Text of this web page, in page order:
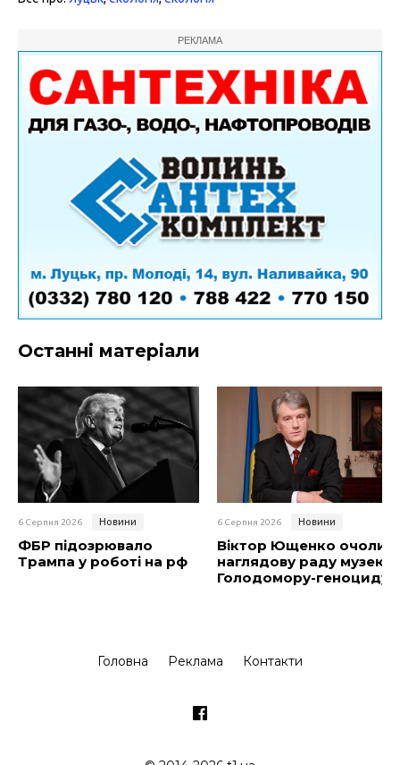
РЕКЛАМА
Останні матеріали
6 Серпня 2026 Новини
ФБР підозрювало
Трампа у роботі на рф
6 Серпня 2026 Новини
Віктор Ющенко очолив
наглядову раду музею
Голодомору-геноциду
Головна Реклама Контакти